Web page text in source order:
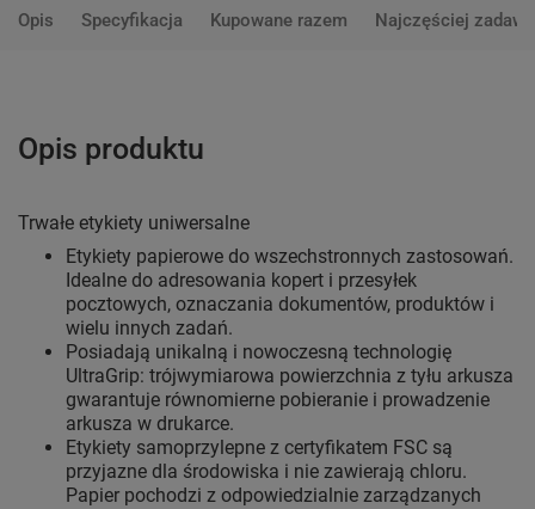
Opis Specyfikacja Kupowane razem Najczęściej
Opis produktu
Trwałe etykiety uniwersalne
Etykiety papierowe do wszechstronnych zastosowań.
Idealne do adresowania kopert i przesyłek
pocztowych, oznaczania dokumentów, produktów i
wielu innych zadań.
Posiadają unikalną i nowoczesną technologię
UltraGrip: trójwymiarowa powierzchnia z tyłu arkusza
gwarantuje równomierne pobieranie i prowadzenie
arkusza w drukarce.
Etykiety samoprzylepne z certyfikatem FSC są
przyjazne dla środowiska i nie zawierają chloru.
Papier pochodzi z odpowiedzialnie zarządzanych